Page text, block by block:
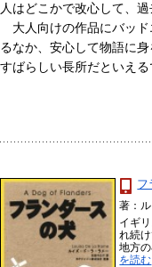
人はどこかで改心して、
大人向けの作品にバッド
るなか、安心して物語に
すばらしい長所だといえる
フ
著：
イギ
れ続
地方
を読む